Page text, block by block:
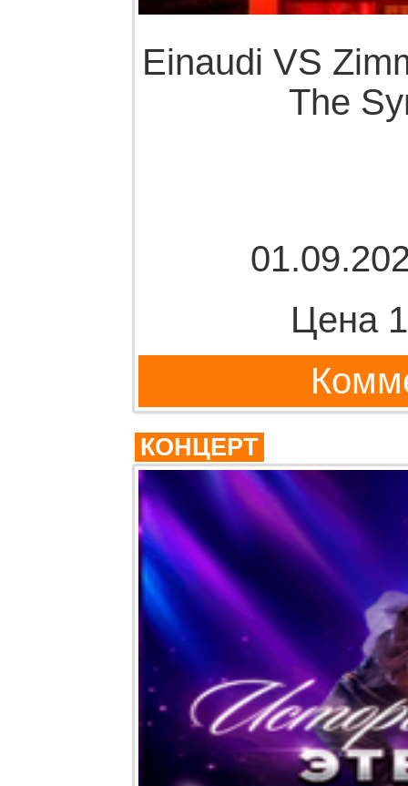
Einaudi VS
The
Цена
КОНЦЕРТ